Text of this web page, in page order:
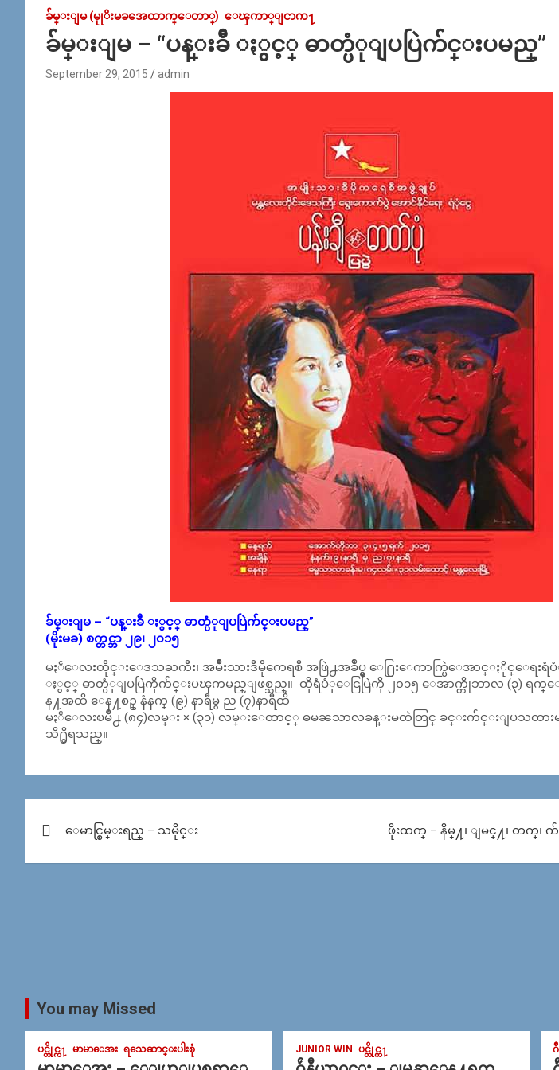
ခ်မ္းျမ (မုုိးမခအေထာက္ေတာ္) ေၾကာ္ျငာက႑
ခ်မ္းျမ – “ပန္းခ်ီ ႏွင့္ ဓာတ္ပံုျပပြဲက်င္းပမည္”
September 29, 2015 admin
ခ်မ္းျမ – “ပန္းခ်ီ ႏွင့္ ဓာတ္ပံုျပပြဲက်င္းပမည္”
(မိုးမခ) စက္တင္ဘာ ၂၉၊ ၂၀၁၅
မႏၲေလးတိုင္းေဒသႀကီး၊ အမ်ိဳးသားဒီမိုကေရစီ အဖြဲ႕အခ်ဳပ္မွ ေ႐ြးေကာက္ပြဲေအာင္ႏိုင္ေရးရံပံု
ႏွင့္ ဓာတ္ပံုျပပြဲကိုက်င္းပၾကမည္ျဖစ္သည္။ ထိုရံပံုေငြပြဲကို ၂၀၁၅ ေအာက္တိုဘာလ (၃) ရက္
န႔အထိ ေန႔စဥ္ နံနက္ (၉) နာရီမွ ည (၇)နာရီထိ
မႏၲေလးၿမိဳ႕ (၈၄)လမ္း × (၃၁) လမ္းေထာင့္ ဓမၼသာလခန္းမထဲတြင္ ခင္းက်င္းျပသထာ
သိ႐ွိရသည္။
navigation
ေမာင္စြမ္းရည္ – သမိုင္း ဖိုးထက္ – နိမ္႔၊ ျမင္႔၊ တက္၊
You may Missed
ပင္တိုင္က႑ မာမာေအး ရသေဆာင္းပါးစုံ JUNIOR WIN ပင္တိုင္က႑